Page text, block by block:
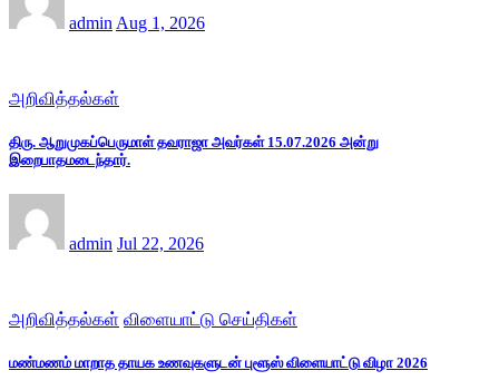
admin Aug 1, 2026
அறிவித்தல்கள்
திரு. ஆறுமுகப்பெருமாள் தவராஜா அவர்கள் 15.07.2026 அன்று
இறைபாதமடைந்தார்.
admin Jul 22, 2026
அறிவித்தல்கள் விளையாட்டு செய்திகள்
மண்மணம் மாறாத தாயக உணவுகளுடன் புளூஸ் விளையாட்டு விழா 2026